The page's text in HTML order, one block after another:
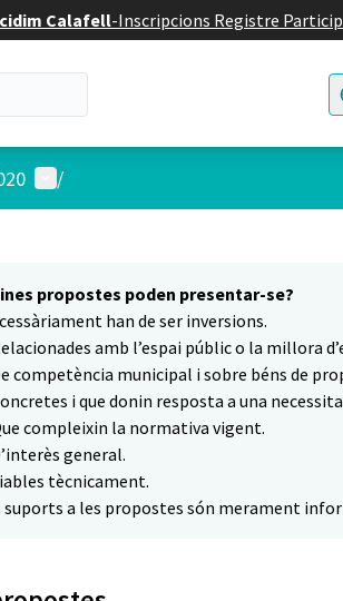
Calafell-Inscripcions Registre
Menú d'usuari
/
propostes poden presentar-se?
han de ser inversions.
amb l’espai públic o la millora
competència municipal i sobre béns de
i que donin resposta a una
compleixin la normativa vigent.
general.
tècnicament.
suports a les propostes són merament